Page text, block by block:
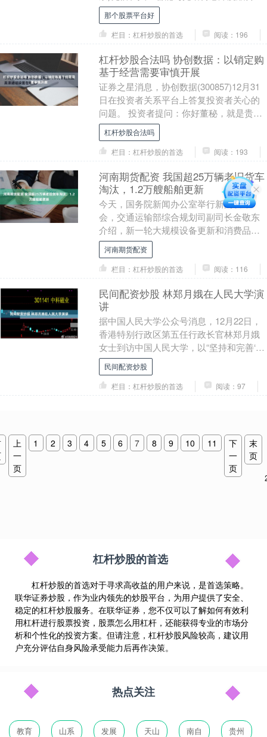
原创性突破，成功入选人工智能科技榜，
成为....
那个股票平台好
栏目：杠杆炒股的首选
阅读：196
杠杆炒股合法吗 协创数据：以销定购
基于经营需要审慎开展
证券之星消息，协创数据(300857)12月31
日在投资者关系平台上答复投资者关心的
问题。 投资者提问：你好董秘，就是贵公
司算力订单都是以销定购，但是今年很多
算....
杠杆炒股合法吗
栏目：杠杆炒股的首选
阅读：193
河南期货配资 我国超25万辆老旧货车
淘汰，1.2万艘船舶更新
今天，国务院新闻办公室举行新闻发布
会，交通运输部综合规划司副司长金敬东
介绍，新一轮大规模设备更新和消费品以
旧换新政策开展以来，交通运输行业坚决
贯彻落实党中央、国....
河南期货配资
栏目：杠杆炒股的首选
阅读：116
民间配资炒股 林郑月娥在人民大学演
讲
据中国人民大学公众号消息，12月22日，
香港特别行政区第五任行政长官林郑月娥
女士到访中国人民大学，以“坚持和完善‘一
国两制’在香港的实践”为题作主旨演讲，并
与2....
民间配资炒股
栏目：杠杆炒股的首选
阅读：97
上
一
页
1 2 3 4 5 6 7 8 9 10 11
下
一
页
末
页
杠杆炒股的首选
杠杆炒股的首选对于寻求高收益的用户来说，是首选策略。
联华证券炒股，作为业内领先的炒股平台，为用户提供了安全、
稳定的杠杆炒股服务。在联华证券，您不仅可以了解如何有效利
用杠杆进行股票投资，股票怎么用杠杆，还能获得专业的市场分
析和个性化的投资方案。但请注意，杠杆炒股风险较高，建议用
户充分评估自身风险承受能力后再作决策。
热点关注
教育 山系 发展 天山 南自 贵州